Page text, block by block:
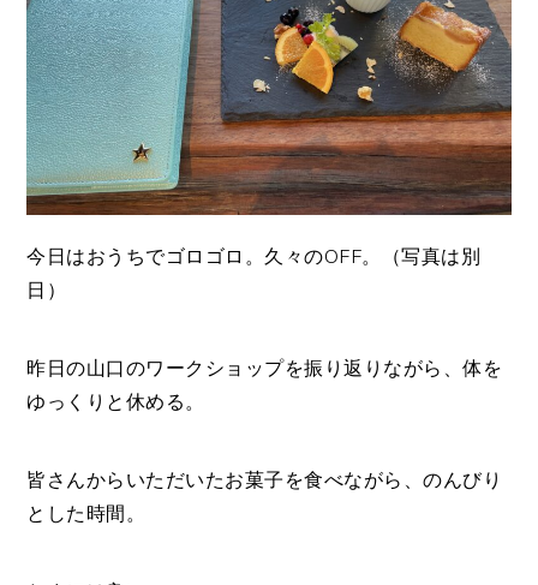
今日はおうちでゴロゴロ。久々のOFF。（写真は別
日）
昨日の山口のワークショップを振り返りながら、体を
ゆっくりと休める。
皆さんからいただいたお菓子を食べながら、のんびり
とした時間。